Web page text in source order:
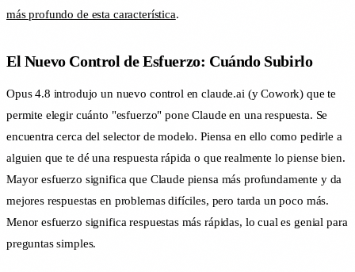
más profundo de esta característica.
El Nuevo Control de Esfuerzo: Cuándo Subirlo
Opus 4.8 introdujo un nuevo control en claude.ai (y Cowork) que te
permite elegir cuánto "esfuerzo" pone Claude en una respuesta. Se
encuentra cerca del selector de modelo. Piensa en ello como pedirle a
alguien que te dé una respuesta rápida o que realmente lo piense bien.
Mayor esfuerzo significa que Claude piensa más profundamente y da
mejores respuestas en problemas difíciles, pero tarda un poco más.
Menor esfuerzo significa respuestas más rápidas, lo cual es genial para
preguntas simples.